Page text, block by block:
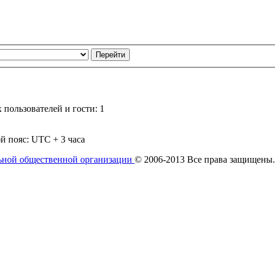
и гости: 1
пояс: UTC + 3 часа
общественной организации © 2006-2013 Все права защищены.